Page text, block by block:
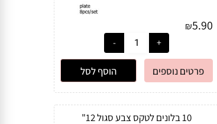
₪5.90
פרטים נוספים הוסף לסל
10 בלונים לטקס צבע סגול 12"